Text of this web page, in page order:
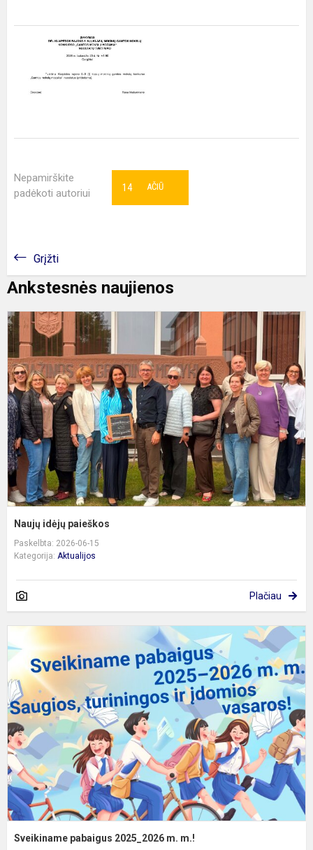
Nepamirškite
padėkoti autoriui
AČIŪ
14
Grįžti
Ankstesnės naujienos
Naujų idėjų paieškos
Paskelbta: 2026-06-15
Kategorija: Aktualijos
Plačiau
Sveikiname pabaigus 2025_2026 m. m.!